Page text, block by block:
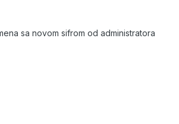
sa novom sifrom od administratora